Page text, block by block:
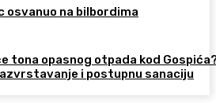
osvanuo na bilbordima
tona opasnog otpada kod
i postupnu sanaciju